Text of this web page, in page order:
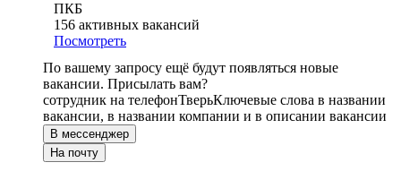
ПКБ
156 активных вакансий
Посмотреть
По вашему запросу ещё будут появляться новые
вакансии. Присылать вам?
сотрудник на телефонТверьКлючевые слова в названии
вакансии, в названии компании и в описании вакансии
В мессенджер
На почту